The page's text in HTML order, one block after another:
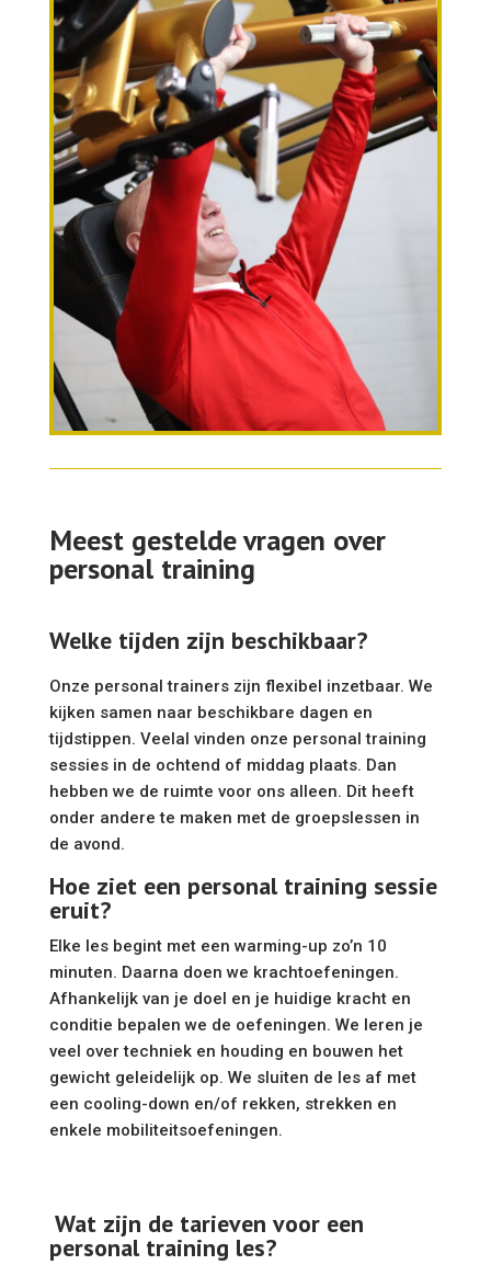
Meest gestelde vragen over
personal training
Welke tijden zijn beschikbaar?
Onze personal trainers zijn flexibel inzetbaar. We
kijken samen naar beschikbare dagen en
tijdstippen. Veelal vinden onze personal training
sessies in de ochtend of middag plaats. Dan
hebben we de ruimte voor ons alleen. Dit heeft
onder andere te maken met de groepslessen in
de avond.
Hoe ziet een personal training sessie
eruit?
Elke les begint met een warming-up zo’n 10
minuten. Daarna doen we krachtoefeningen.
Afhankelijk van je doel en je huidige kracht en
conditie bepalen we de oefeningen. We leren je
veel over techniek en houding en bouwen het
gewicht geleidelijk op. We sluiten de les af met
een cooling-down en/of rekken, strekken en
enkele mobiliteitsoefeningen.
Wat zijn de tarieven voor een
personal training les?